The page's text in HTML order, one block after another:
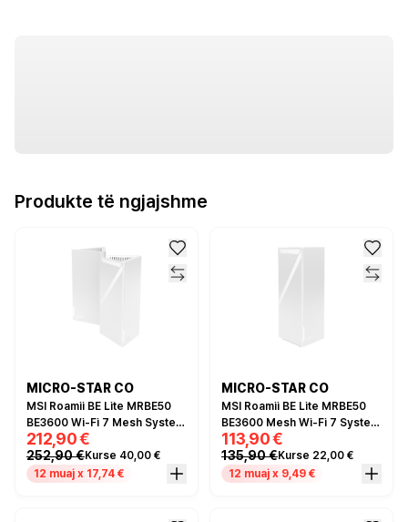
Produkte të ngjajshme
MICRO-STAR CO
MSI Roamii BE Lite MRBE50
BE3600 Wi-Fi 7 Mesh System
2-Pack – Dual Band, 2.5GbE,
MLO, MU-MIMO
212,90 €
252,90 €Kurse 40,00 €
12 muaj x 17,74 €
MICRO-STAR CO
MSI Roamii BE Lite MRBE50
BE3600 Mesh Wi-Fi 7 System
– Dual Band, 2.5GbE, MLO,
MU-MIMO
113,90 €
135,90 €Kurse 22,00 €
12 muaj x 9,49 €